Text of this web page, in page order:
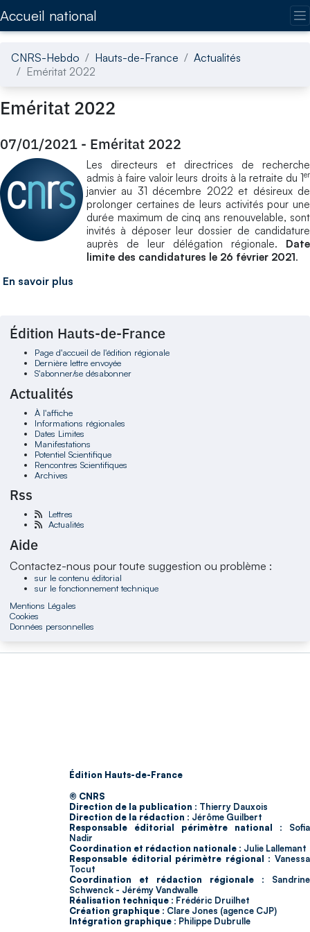
Accueil national
CNRS-Hebdo Hauts-de-France
Actualités
Eméritat 2022
Eméritat 2022
07/01/2021 - Eméritat 2022
Les directeurs et directrices de recherche
admis à faire valoir leurs droits à la retraite du 1er
janvier au 31 décembre 2022 et désireux de
prolonger certaines de leurs activités pour une
durée maximum de cinq ans renouvelable, sont
invités à déposer leur dossier de candidature
auprès de leur délégation régionale. Date
limite des candidatures le 26 février 2021.
En savoir plus
Édition Hauts-de-France
Page d'accueil de l'édition régionale
Dernière lettre envoyée
S'abonner/se désabonner
Actualités
À l'affiche
Informations régionales
Dates Limites
Manifestations
Potentiel Scientifique
Rencontres Scientifiques
Archives
Rss
Lettres
Actualités
Aide
Contactez-nous pour toute suggestion ou problème :
sur le contenu éditorial
sur le fonctionnement technique
Mentions Légales
Cookies
Données personnelles
Édition Hauts-de-France
© CNRS
Direction de la publication : Thierry Dauxois
Direction de la rédaction : Jérôme Guilbert
Responsable éditorial périmètre national : Sofia
Nadir
Coordination et rédaction nationale : Julie Lallemant
Responsable éditorial périmètre régional : Vanessa
Tocut
Coordination et rédaction régionale : Sandrine
Schwenck - Jérémy Vandwalle
Réalisation technique : Frédéric Druilhet
Création graphique : Clare Jones (agence CJP)
Intégration graphique : Philippe Dubrulle